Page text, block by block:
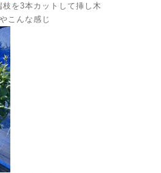
を3本カットして挿し木
こんな感じ